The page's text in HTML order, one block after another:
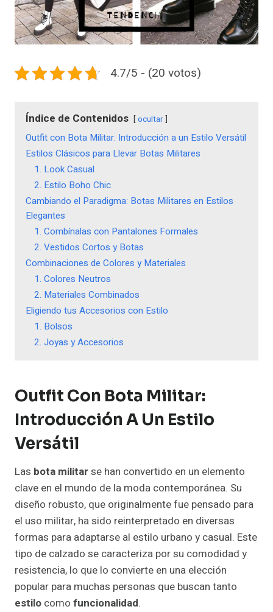
4.7/5 - (20 votos)
Índice de Contenidos ocultar
Outfit con Bota Militar: Introducción a un Estilo Versátil
Estilos Clásicos para Llevar Botas Militares
1. Look Casual
2. Estilo Boho Chic
Cambiando el Paradigma: Botas Militares en Estilos
Elegantes
1. Combínalas con Pantalones Formales
2. Vestidos Cortos y Botas
Combinaciones de Colores y Materiales
1. Colores Neutros
2. Materiales Combinados
Eligiendo tus Accesorios con Estilo
1. Bolsos
2. Joyas y Accesorios
Outfit Con Bota Militar:
Introducción A Un Estilo
Versátil
Las bota militar se han convertido en un elemento
clave en el mundo de la moda contemporánea. Su
diseño robusto, que originalmente fue pensado para
el uso militar, ha sido reinterpretado en diversas
formas para adaptarse al estilo urbano y casual. Este
tipo de calzado se caracteriza por su comodidad y
resistencia, lo que lo convierte en una elección
popular para muchas personas que buscan tanto
estilo como funcionalidad.